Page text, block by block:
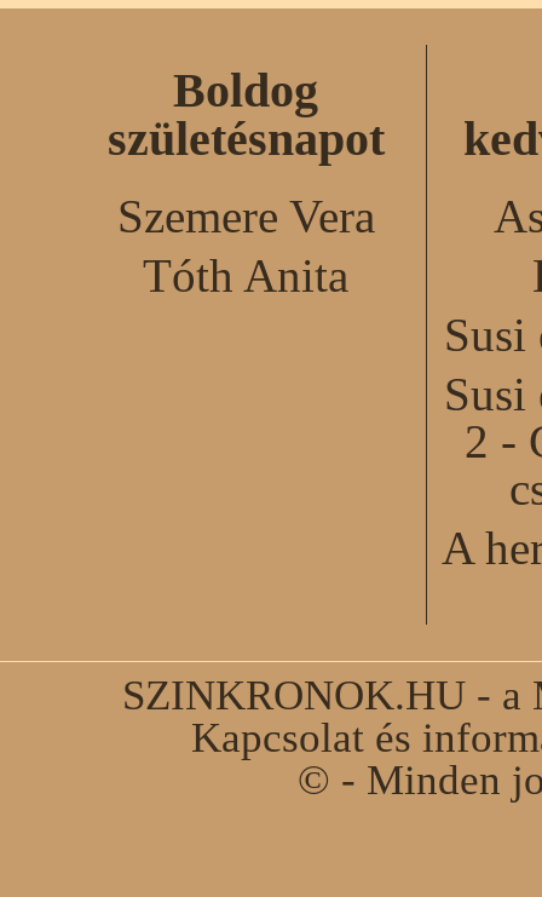
Boldog
születésnapot
Szemere Vera
Tóth Anita
Susi
Susi
2 -
A
SZINKRONOK.HU - a
Kapcsolat és
© - Minden